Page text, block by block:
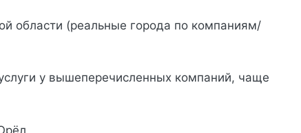
области (реальные города по компаниям/
у вышеперечисленных компаний, чаще